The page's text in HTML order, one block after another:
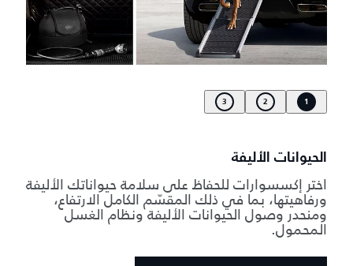
1
2
3
الحيوانات الأليفة
اختر إكسسوارات للحفاظ على سلامة حيواناتك الأليفة
ورفاهيتها، بما في ذلك المقسّم الكامل الارتفاع،
ومنحدر وصول الحيوانات الأليفة ونظام الغسل
المحمول.